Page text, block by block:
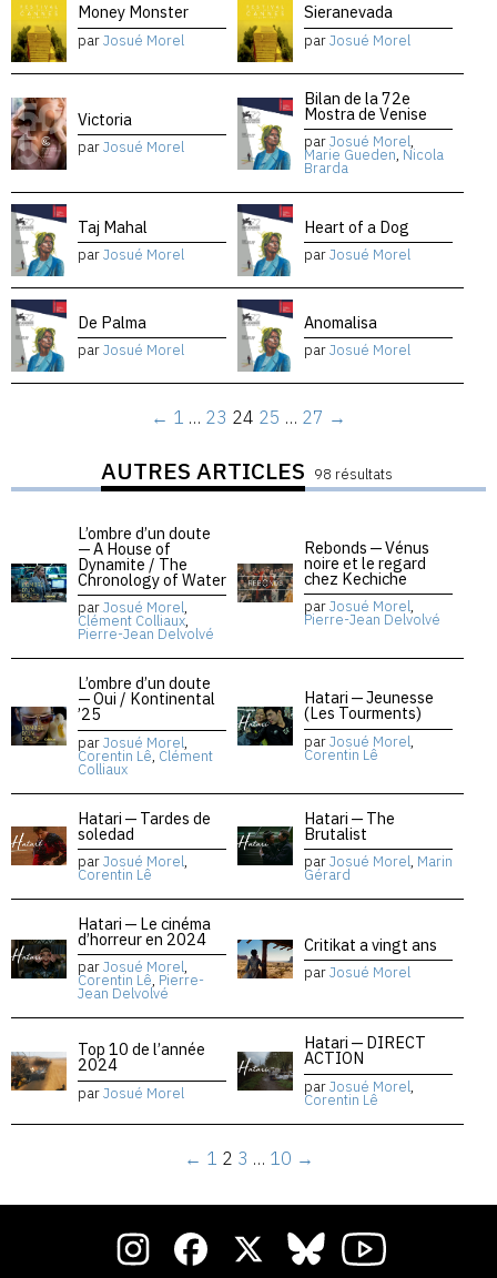
Money Monster
parJosué Morel
Sieranevada
parJosué Morel
Victoria
parJosué Morel
Bilan de la 72e
Mostra de Venise
parJosué Morel,
Marie Gueden, Nicola
Brarda
Taj Mahal
parJosué Morel
Heart of a Dog
parJosué Morel
De Palma
parJosué Morel
Anomalisa
parJosué Morel
← 1 … 23 24 25 … 27 →
AUTRES ARTICLES 98 résultats
L’ombre d’un doute
— A House of
Dynamite / The
Chronology of Water
parJosué Morel,
Clément Colliaux,
Pierre-Jean Delvolvé
Rebonds — Vénus
noire et le regard
chez Kechiche
parJosué Morel,
Pierre-Jean Delvolvé
L’ombre d’un doute
— Oui / Kontinental
’25
parJosué Morel,
Corentin Lê, Clément
Colliaux
Hatari — Jeunesse
(Les Tourments)
parJosué Morel,
Corentin Lê
Hatari — Tardes de
soledad
parJosué Morel,
Corentin Lê
Hatari — The
Brutalist
parJosué Morel, Marin
Gérard
Hatari — Le cinéma
d’horreur en 2024
parJosué Morel,
Corentin Lê, Pierre-
Jean Delvolvé
Critikat a vingt ans
parJosué Morel
Top 10 de l’année
2024
parJosué Morel
Hatari — DIRECT
ACTION
parJosué Morel,
Corentin Lê
← 1 2 3 … 10 →